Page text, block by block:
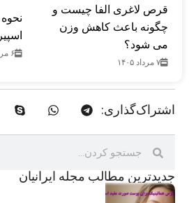
قرص لاغری الفا چیست و
چگونه باعث کاهش وزن
می شود؟
۷ مرداد ۱۴۰۵
۶ مرداد ۱۴۰۵
اشتراک‌گذاری:
جدید‌ترین مطالب مجله ایرانیان